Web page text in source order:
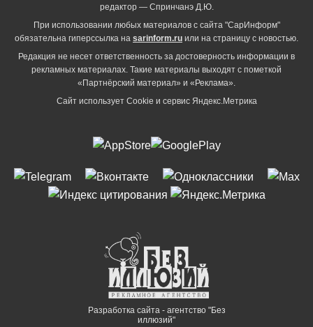
редактор — Спринчанэ Д.Ю.
При использовании любых материалов с сайта "СарИнформ"
обязательна гиперссылка на sarinform.ru или на страницу с новостью.
Редакция не несет ответственность за достоверность информации в
рекламных материалах. Такие материалы выходят с пометкой
«Партнёрский материал» и «Реклама».
Сайт использует Cookie и сервиc Яндекс.Метрика
Разработка сайта - агентство "Без
иллюзий"